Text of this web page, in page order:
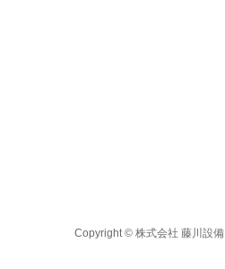
Copyright ©株式会社 藤川設備